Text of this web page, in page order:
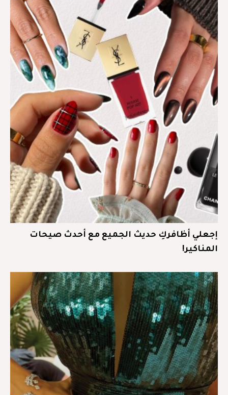
إجعلي أظافركِ حديث الجميع مع أحدث صيحات
المناكير!